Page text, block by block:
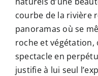
courbe de la rivière
panoramas où se
roche et végétation,
spectacle en
justifie à lui seul